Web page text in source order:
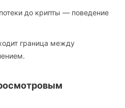
до крипты — поведение
граница между